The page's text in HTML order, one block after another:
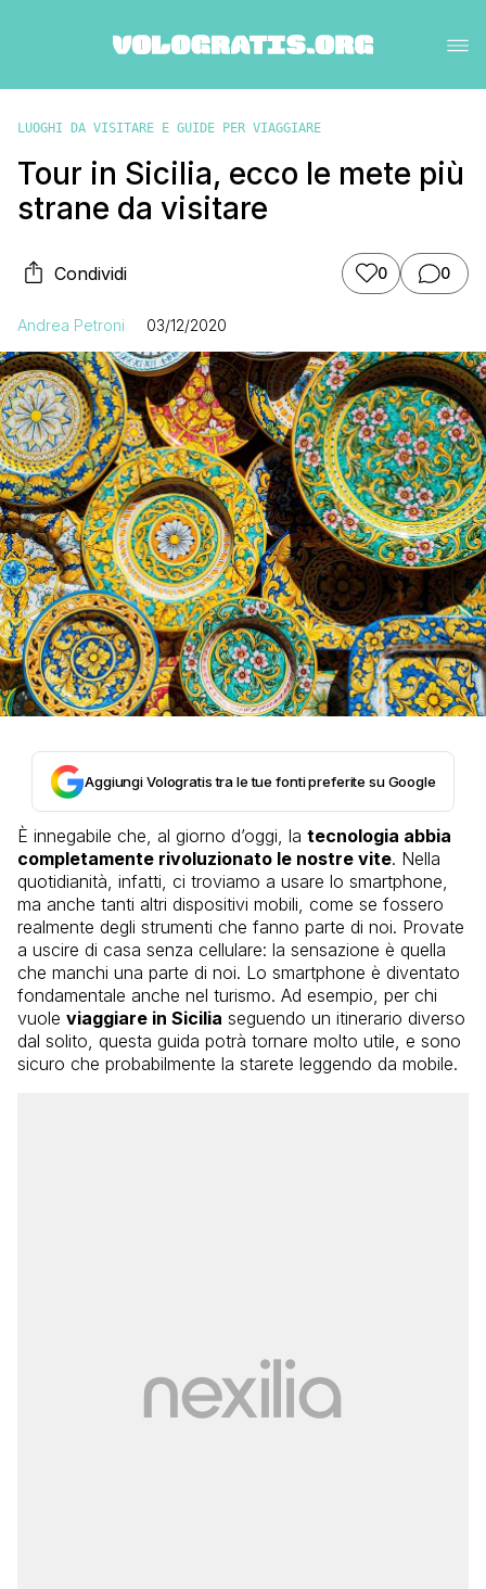
LUOGHI DA VISITARE E GUIDE PER VIAGGIARE
Tour in Sicilia, ecco le mete più
strane da visitare
Condividi 0 0
Andrea Petroni 03/12/2020
Aggiungi Vologratis tra le tue fonti preferite su Google
È innegabile che, al giorno d’oggi, la tecnologia abbia
completamente rivoluzionato le nostre vite. Nella
quotidianità, infatti, ci troviamo a usare lo smartphone,
ma anche tanti altri dispositivi mobili, come se fossero
realmente degli strumenti che fanno parte di noi. Provate
a uscire di casa senza cellulare: la sensazione è quella
che manchi una parte di noi. Lo smartphone è diventato
fondamentale anche nel turismo. Ad esempio, per chi
vuole viaggiare in Sicilia seguendo un itinerario diverso
dal solito, questa guida potrà tornare molto utile, e sono
sicuro che probabilmente la starete leggendo da mobile.